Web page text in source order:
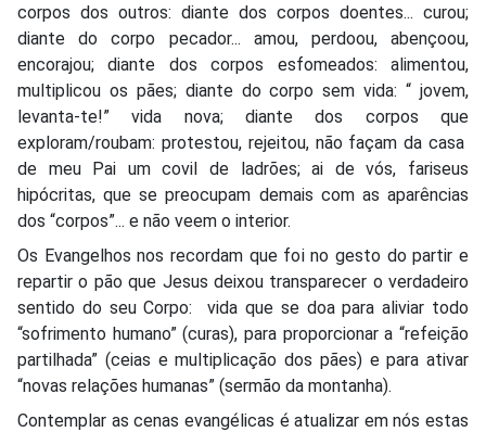
corpos dos outros: diante dos corpos doentes... curou;
diante do corpo pecador... amou, perdoou, abençoou,
encorajou; diante dos corpos esfomeados: alimentou,
multiplicou os pães; diante do corpo sem vida: “ jovem,
levanta-te!” vida nova; diante dos corpos que
exploram/roubam: protestou, rejeitou, não façam da casa
de meu Pai um covil de ladrões; ai de vós, fariseus
hipócritas, que se preocupam demais com as aparências
dos “corpos”... e não veem o interior.
Os Evangelhos nos recordam que foi no gesto do partir e
repartir o pão que Jesus deixou transparecer o verdadeiro
sentido do seu Corpo:
vida que se doa para aliviar todo
“sofrimento humano” (curas), para proporcionar a “refeição
partilhada” (ceias e multiplicação dos pães) e para ativar
“novas relações humanas” (sermão da montanha).
Contemplar as cenas evangélicas é atualizar em nós estas